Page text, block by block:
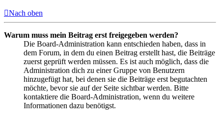
Nach oben
Warum muss mein Beitrag erst freigegeben werden?
Die Board-Administration kann entschieden haben, dass in
dem Forum, in dem du einen Beitrag erstellt hast, die Beiträge
zuerst geprüft werden müssen. Es ist auch möglich, dass die
Administration dich zu einer Gruppe von Benutzern
hinzugefügt hat, bei denen sie die Beiträge erst begutachten
möchte, bevor sie auf der Seite sichtbar werden. Bitte
kontaktiere die Board-Administration, wenn du weitere
Informationen dazu benötigst.